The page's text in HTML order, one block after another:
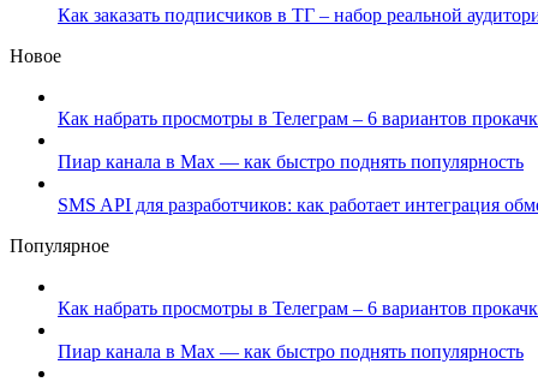
Как заказать подписчиков в ТГ – набор реальной
Новое
Как набрать просмотры в Телеграм – 6 вариантов
Пиар канала в Max — как быстро поднять популярность
SMS API для разработчиков: как работает интеграция
Популярное
Как набрать просмотры в Телеграм – 6 вариантов
Пиар канала в Max — как быстро поднять популярность